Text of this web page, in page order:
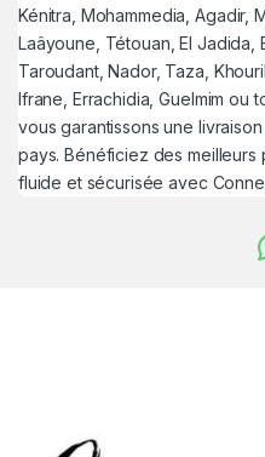
Kénitra, Mohammedia, Agadir,
Laâyoune, Tétouan, El Jadida,
Taroudant, Nador, Taza,
Ifrane, Errachidia, Guelmim ou
vous garantissons une
pays. Bénéficiez des meilleurs
fluide et sécurisée avec